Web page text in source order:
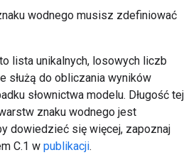
wodnego musisz zdefiniować
to lista unikalnych, losowych liczb
służą do obliczania wyników
słownictwa modelu. Długość tej
znaku wodnego jest
dowiedzieć się więcej, zapoznaj
C.1 w publikacji.